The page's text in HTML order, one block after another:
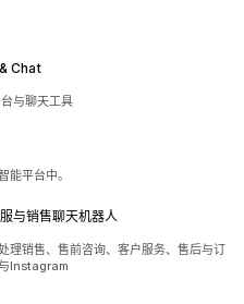
Chat
与聊天工具
能平台中。
与销售聊天机器人
理销售、售前咨询、客户服务、售后与订
Instagram